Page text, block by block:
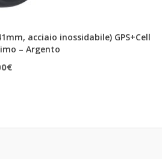
acciaio inossidabile) GPS+Cell
– Argento
€Il